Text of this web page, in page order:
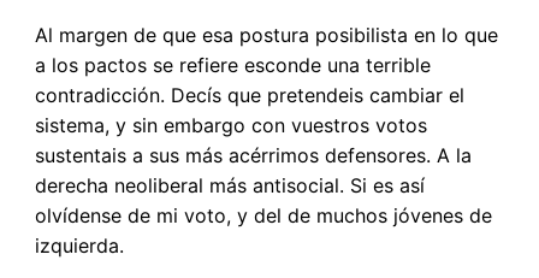
Al margen de que esa postura posibilista en lo que
a los pactos se refiere esconde una terrible
contradicción. Decís que pretendeis cambiar el
sistema, y sin embargo con vuestros votos
sustentais a sus más acérrimos defensores. A la
derecha neoliberal más antisocial. Si es así
olvídense de mi voto, y del de muchos jóvenes de
izquierda.